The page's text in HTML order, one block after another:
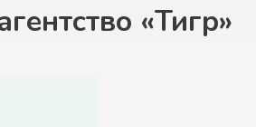
«Тигр»